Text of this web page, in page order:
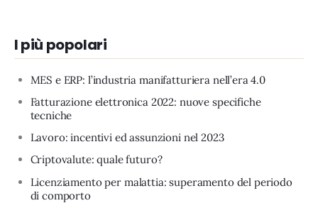
I più popolari
MES e ERP: l’industria manifatturiera nell’era 4.0
Fatturazione elettronica 2022: nuove specifiche
tecniche
Lavoro: incentivi ed assunzioni nel 2023
Criptovalute: quale futuro?
Licenziamento per malattia: superamento del periodo
di comporto